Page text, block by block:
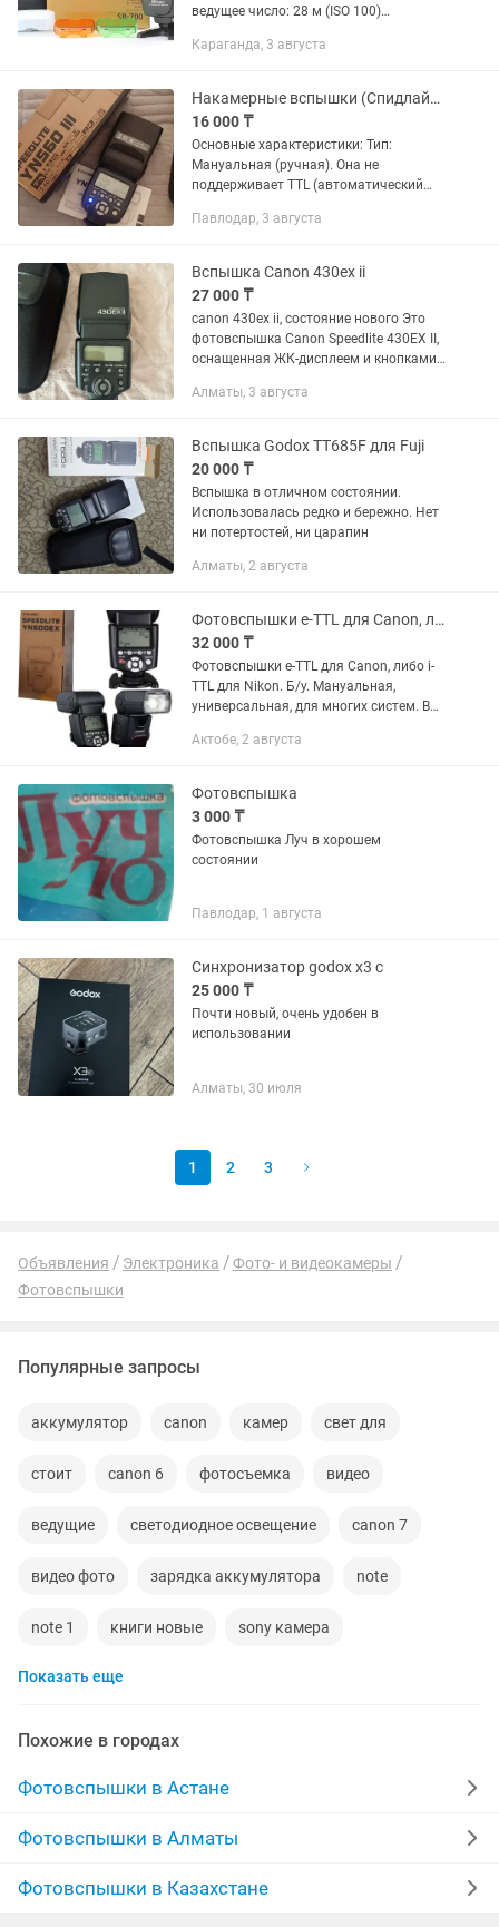
ведущее число: 28 м (ISO 100)
головка выбор угла освещения: авто,
Караганда, 3 августа
Накамерные вспышки (Спидлайты)
16 000 ₸
Основные характеристики: Тип:
Мануальная (ручная). Она не
поддерживает TTL (автоматический
импульса нужно выставлять вручную
Встроенный...
Павлодар, 3 августа
Вспышка Canon 430ex ii
27 000 ₸
canon 430ex ii, состояние нового Это
фотовспышка Canon Speedlite 430EX II,
оснащенная ЖК-дисплеем и кнопками
панели.Устройство предназначено для
Алматы, 3 августа
Вспышка Godox TT685F для Fuji
20 000 ₸
Вспышка в отличном состоянии.
Использовалась редко и бережно. Нет
ни потертостей, ни царапин
Алматы, 2 августа
Фотовспышки e-TTL для Canon, либо i-TTL для Nikon. Б/у
32 000 ₸
Фотовспышки e-TTL для Canon, либо i-
TTL для Nikon. Б/у. Мануальная,
универсальная, для многих систем. В
оригинал Nikon. Цены разные.
Актобе, 2 августа
Фотовспышка
3 000 ₸
Фотовспышка Луч в хорошем
состоянии
Павлодар, 1 августа
Синхронизатор godox x3 c
25 000 ₸
Почти новый, очень удобен в
использовании
Алматы, 30 июля
1 2 3
Объявления Электроника
Фото- и видеокамеры
Фотовспышки
Популярные запросы
аккумулятор canon камер свет для
стоит canon 6 фотосъемка видео
ведущие светодиодное освещение canon 7
видео фото зарядка аккумулятора note
note 1 книги новые sony камера
телефон айфон 10
Показать еще
Похожие в городах
Фотовспышки в Астане
Фотовспышки в Алматы
Фотовспышки в Казахстане